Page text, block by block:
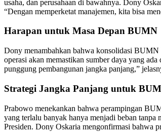
usaha, dan perusahaan di bawahnya. Dony
“Dengan memperketat manajemen, kita bisa
Harapan untuk Masa Depan BUMN
Dony menambahkan bahwa konsolidasi BUMN
operasi akan memastikan sumber daya yang
punggung pembangunan jangka panjang,”
Strategi Jangka Panjang untuk
Prabowo menekankan bahwa perampingan
yang terlalu banyak hanya menjadi beban tanpa
Presiden. Dony Oskaria mengonfirmasi bahwa